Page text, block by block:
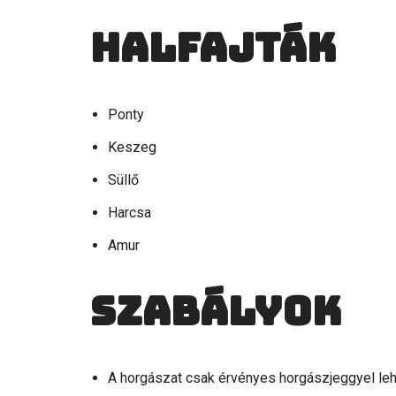
Halfajták
Ponty
Keszeg
Süllő
Harcsa
Amur
Szabályok
A horgászat csak érvényes horgászjeggyel